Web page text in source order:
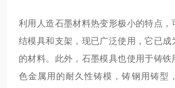
利用人造石墨材料热变形极小的特点，
结模具和支架，现已广泛使用，它已成
的材料。此外，石墨模具也使用于铸铁
色金属用的耐久性铸模，铸钢用铸型